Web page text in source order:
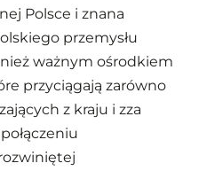
Polsce i znana
przemysłu
ważnym ośrodkiem
przyciągają zarówno
z kraju i zza